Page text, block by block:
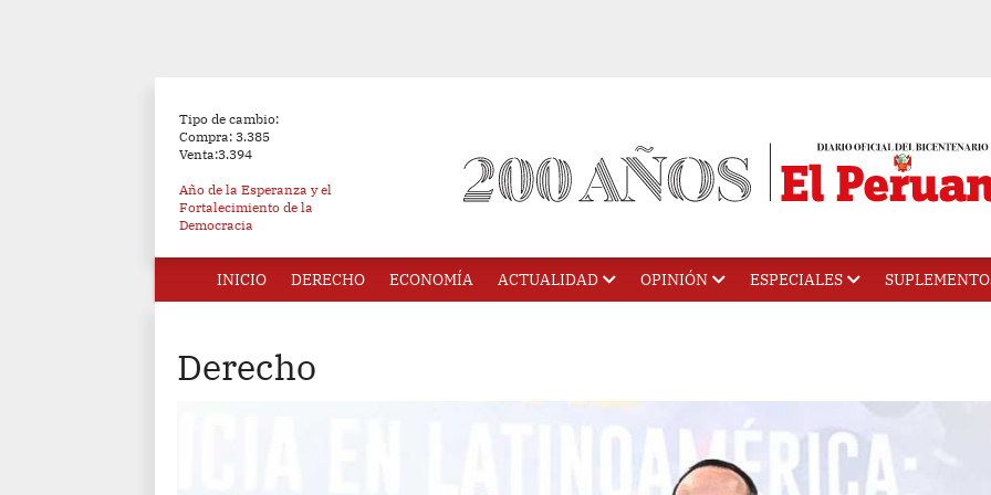
Tipo de cambio:
Compra: 3.385
Venta:3.394
Año de la Esperanza y el
Fortalecimiento de la
Democracia
INICIO DERECHO ECONOMÍA ACTUALIDAD OPINIÓN ESPECIALES
Derecho